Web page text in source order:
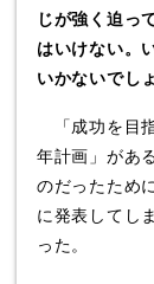
じが強く迫っ
はいけない。
いかないでし
「成功を目
年計画」があ
のだったため
に発表してし
った。